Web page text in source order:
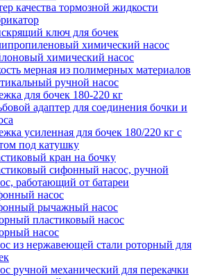
качества тормозной жидкости
ключ для бочек
химический насос
химический насос
мерная из полимерных материалов
ручной насос
для бочек 180-220 кг
адаптер для соединения бочки и
усиленная для бочек 180/220 кг с
под катушку
кран на бочку
сифонный насос, ручной
работающий от батареи
насос
рычажный насос
пластиковый насос
насос
из нержавеющей стали роторный для
ручной механический для перекачки